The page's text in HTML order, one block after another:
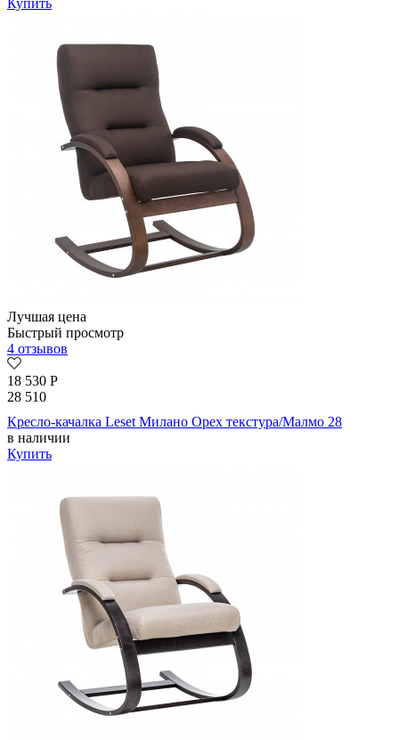
Купить
Лучшая цена
Быстрый просмотр
4 отзывов
18 530 Р
28 510
Кресло-качалка Leset Милано Орех текстура/Малмо 28
в наличии
Купить